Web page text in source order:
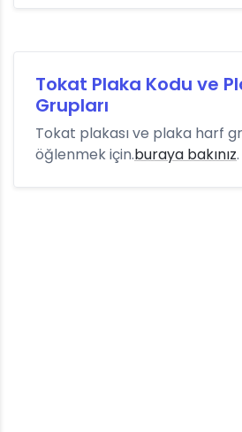
Tokat Plaka Kodu ve
Grupları
Tokat plakası ve plaka harf
öğlenmek için.buraya bakınız.